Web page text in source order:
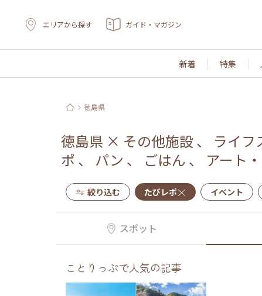
エリアから探す ガイド・マガジン
新着 特集
徳島県
徳島県 × その他施設、 ライフ
ポ 、 パン 、 ごはん 、 アート
絞り込む たびレポ イベント
スポット
ことりっぷで人気の記事